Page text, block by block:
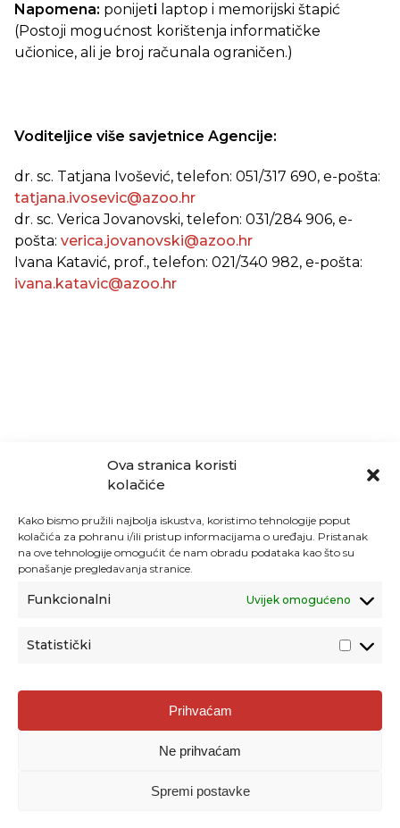
Ova stranica koristi
kolačiće
Kako bismo pružili najbolja iskustva, koristimo tehnologije poput
kolačića za pohranu i/ili pristup informacijama o uređaju. Pristanak
na ove tehnologije omogućit će nam obradu podataka kao što su
ponašanje pregledavanja stranice.
Funkcionalni Uvijek omogućeno
Statistički
Prihvaćam
Ne prihvaćam
Spremi postavke
Napomena: ponijeti laptop i memorijski štapić
(Postoji mogućnost korištenja informatičke
učionice, ali je broj računala ograničen.)
Voditeljice više savjetnice Agencije:
dr. sc. Tatjana Ivošević, telefon: 051/317 690, e-pošta:
tatjana.ivosevic@azoo.hr
dr. sc. Verica Jovanovski, telefon: 031/284 906, e-
pošta: verica.jovanovski@azoo.hr
Ivana Katavić, prof., telefon: 021/340 982, e-pošta:
ivana.katavic@azoo.hr
Agencija za odgoj i obrazovanje
Donje Svetice 38, 10000 Zagreb
1778129
Prenošenje sadržaja dopušteno je uz navođenje izvora.